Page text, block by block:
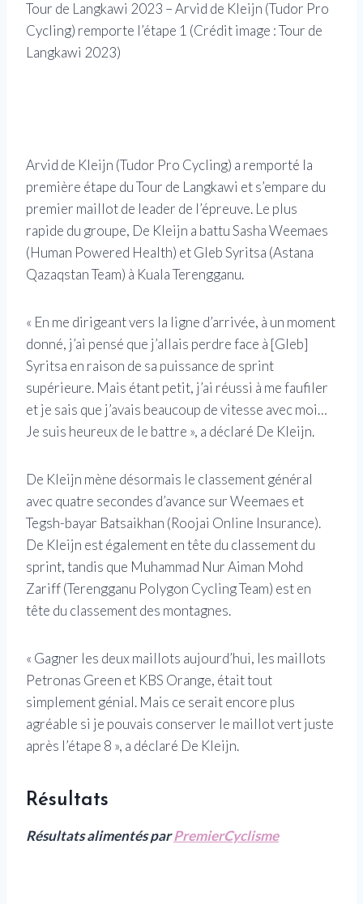
Tour de Langkawi 2023 – Arvid de Kleijn (Tudor Pro
Cycling) remporte l’étape 1 (Crédit image : Tour de
Langkawi 2023)
Arvid de Kleijn (Tudor Pro Cycling) a remporté la
première étape du Tour de Langkawi et s’empare du
premier maillot de leader de l’épreuve. Le plus
rapide du groupe, De Kleijn a battu Sasha Weemaes
(Human Powered Health) et Gleb Syritsa (Astana
Qazaqstan Team) à Kuala Terengganu.
« En me dirigeant vers la ligne d’arrivée, à un moment
donné, j’ai pensé que j’allais perdre face à [Gleb]
Syritsa en raison de sa puissance de sprint
supérieure. Mais étant petit, j’ai réussi à me faufiler
et je sais que j’avais beaucoup de vitesse avec moi…
Je suis heureux de le battre », a déclaré De Kleijn.
De Kleijn mène désormais le classement général
avec quatre secondes d’avance sur Weemaes et
Tegsh-bayar Batsaikhan (Roojai Online Insurance).
De Kleijn est également en tête du classement du
sprint, tandis que Muhammad Nur Aiman ​​Mohd
Zariff (Terengganu Polygon Cycling Team) est en
tête du classement des montagnes.
« Gagner les deux maillots aujourd’hui, les maillots
Petronas Green et KBS Orange, était tout
simplement génial. Mais ce serait encore plus
agréable si je pouvais conserver le maillot vert juste
après l’étape 8 », a déclaré De Kleijn.
Résultats
Résultats alimentés parPremierCyclisme